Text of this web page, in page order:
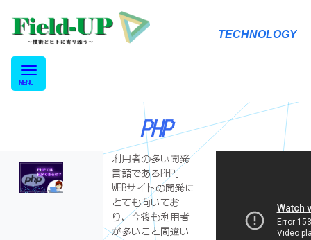
TECHNOLOGY
PHP
利用者の多い開発
言語であるPHP。
WEBサイトの開発に
とても向いてお
り、今後も利用者
が多いこと間違い